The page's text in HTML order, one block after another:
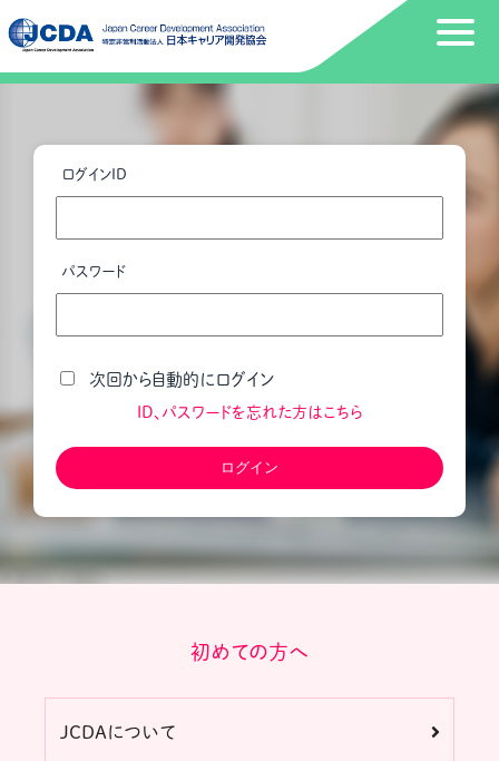
ログインID
パスワード
次回から自動的にログイン
ID、パスワードを忘れた方はこちら
初めての方へ
JCDAについて